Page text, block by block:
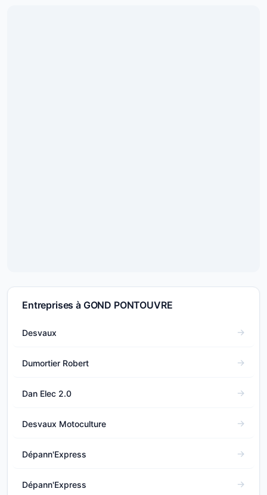
Entreprises à GOND PONTOUVRE
Desvaux
Dumortier Robert
Dan Elec 2.0
Desvaux Motoculture
Dépann'Express
Dépann'Express